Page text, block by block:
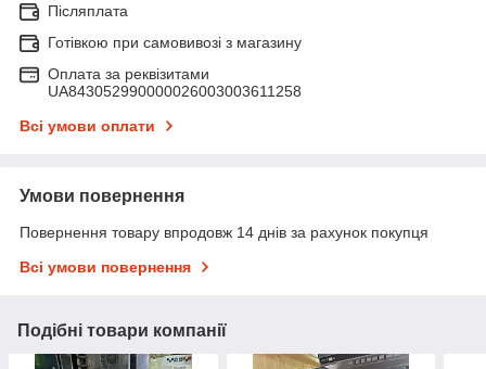
Післяплата
Готівкою при самовивозі з магазину
Оплата за реквізитами
UA843052990000026003003611258
Всі умови оплати
Умови повернення
Повернення товару впродовж 14 днів за рахунок покупця
Всі умови повернення
Подібні товари компанії